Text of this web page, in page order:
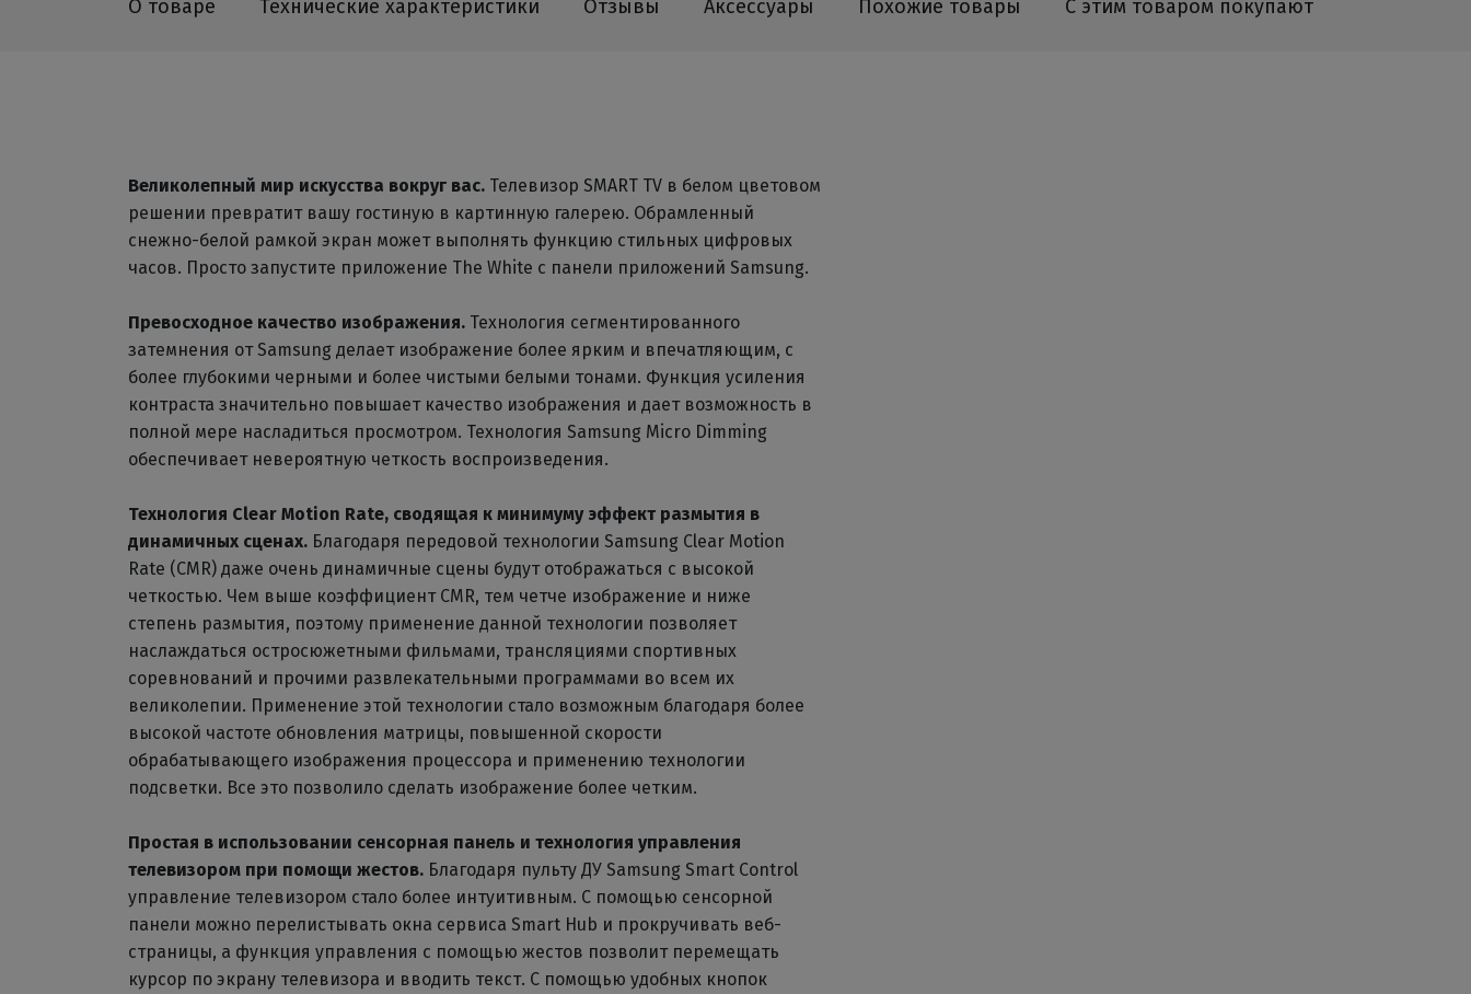
О товаре Технические характеристики Отзывы Аксессуары Похожие товары С этим товаром покупают
Великолепный мир искусства вокруг вас. Телевизор SMART TV в белом цветовом
решении превратит вашу гостиную в картинную галерею. Обрамленный
снежно-белой рамкой экран может выполнять функцию стильных цифровых
часов. Просто запустите приложение The White с панели приложений Samsung.
Превосходное качество изображения. Технология сегментированного
затемнения от Samsung делает изображение более ярким и впечатляющим, с
более глубокими черными и более чистыми белыми тонами. Функция усиления
контраста значительно повышает качество изображения и дает возможность в
полной мере насладиться просмотром. Технология Samsung Micro Dimming
обеспечивает невероятную четкость воспроизведения.
Технология Clear Motion Rate, сводящая к минимуму эффект размытия в
динамичных сценах. Благодаря передовой технологии Samsung Clear Motion
Rate (CMR) даже очень динамичные сцены будут отображаться с высокой
четкостью. Чем выше коэффициент CMR, тем четче изображение и ниже
степень размытия, поэтому применение данной технологии позволяет
наслаждаться остросюжетными фильмами, трансляциями спортивных
соревнований и прочими развлекательными программами во всем их
великолепии. Применение этой технологии стало возможным благодаря более
высокой частоте обновления матрицы, повышенной скорости
обрабатывающего изображения процессора и применению технологии
подсветки. Все это позволило сделать изображение более четким.
Простая в использовании сенсорная панель и технология управления
телевизором при помощи жестов. Благодаря пульту ДУ Samsung Smart Control
управление телевизором стало более интуитивным. С помощью сенсорной
панели можно перелистывать окна сервиса Smart Hub и прокручивать веб-
страницы, а функция управления с помощью жестов позволит перемещать
курсор по экрану телевизора и вводить текст. С помощью удобных кнопок